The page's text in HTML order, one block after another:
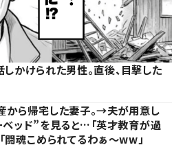
かけられた男性。直後、目撃した
から帰宅した妻子。→夫が用意し
ッド”を見ると…「英才教育が過
闘魂こめられてるわぁ～ww」